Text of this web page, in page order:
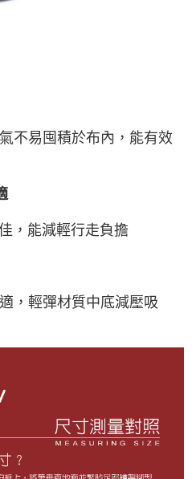
不易囤積於布內，能有效
，能減輕行走負擔
，輕彈材質中底減壓吸